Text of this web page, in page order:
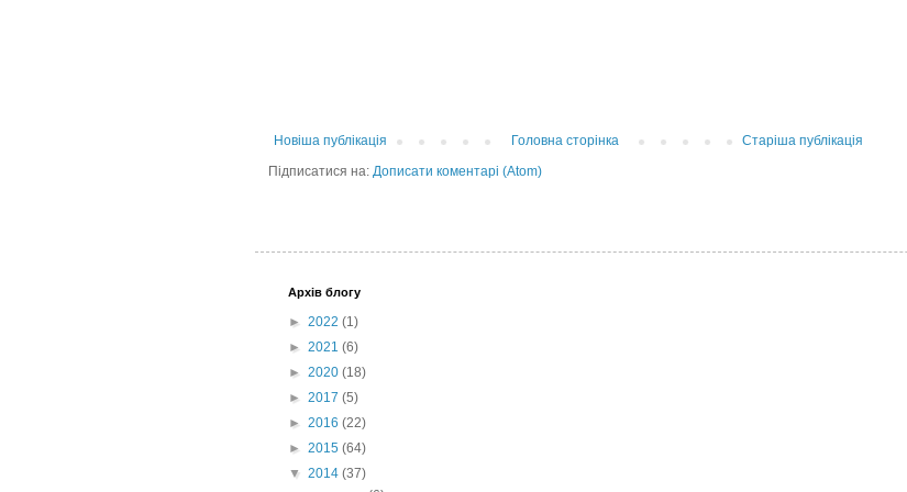
Новіша публікація Старіша публікація
Головна сторінка
Підписатися на: Дописати коментарі (Atom)
Архів блогу
► 2022 (1)
► 2021 (6)
► 2020 (18)
► 2017 (5)
► 2016 (22)
► 2015 (64)
▼ 2014 (37)